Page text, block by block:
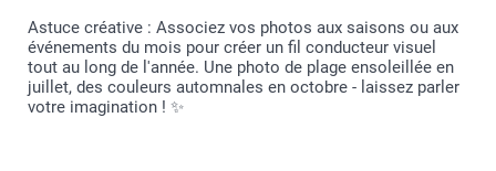
Astuce créative : Associez vos photos aux saisons ou aux
événements du mois pour créer un fil conducteur visuel
tout au long de l'année. Une photo de plage ensoleillée en
juillet, des couleurs automnales en octobre - laissez parler
votre imagination ! ✨